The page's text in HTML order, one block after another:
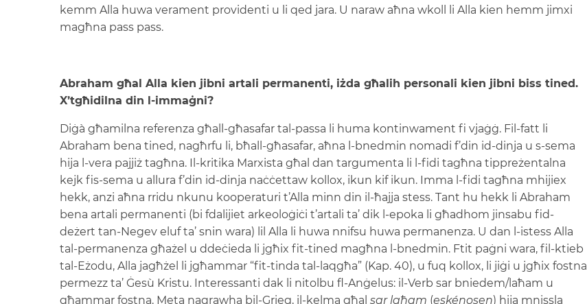
kemm Alla huwa verament providenti u li qed jara. U naraw aħna wkoll li Alla kien hemm jimxi
magħna pass pass.
Abraham għal Alla kien jibni artali permanenti, iżda għalih personali kien jibni biss tined.
X’tgħidilna din l-immaġni?
Diġà għamilna referenza għall-għasafar tal-passa li huma kontinwament fi vjaġġ. Fil-fatt li
Abraham bena tined, nagħrfu li, bħall-għasafar, aħna l-bnedmin nomadi f’din id-dinja u s-sema
hija l-vera pajjiż tagħna. Il-kritika Marxista għal dan targumenta li l-fidi tagħna tippreżentalna
kejk fis-sema u allura f’din id-dinja naċċettaw kollox, ikun kif ikun. Imma l-fidi tagħna mhijiex
hekk, anzi aħna rridu nkunu kooperaturi t’Alla minn din il-ħajja stess. Tant hu hekk li Abraham
bena artali permanenti (bi fdalijiet arkeoloġiċi t’artali ta’ dik l-epoka li għadhom jinsabu fid-
deżert tan-Negev eluf ta’ snin wara) lil Alla li huwa nnifsu huwa permanenza. U dan l-istess Alla
tal-permanenza għażel u ddeċieda li jgħix fit-tined magħna l-bnedmin. Ftit paġni wara, fil-ktieb
tal-Eżodu, Alla jagħżel li jgħammar “fit-tinda tal-laqgħa” (Kap. 40), u fuq kollox, li jiġi u jgħix fostna
permezz ta’ Ġesù Kristu. Interessanti dak li nitolbu fl-Anġelus: il-Verb sar bniedem/laħam u
għammar fostna. Meta naqrawha bil-Grieg, il-kelma għal sar laħam (eskénosen) hija mnissla